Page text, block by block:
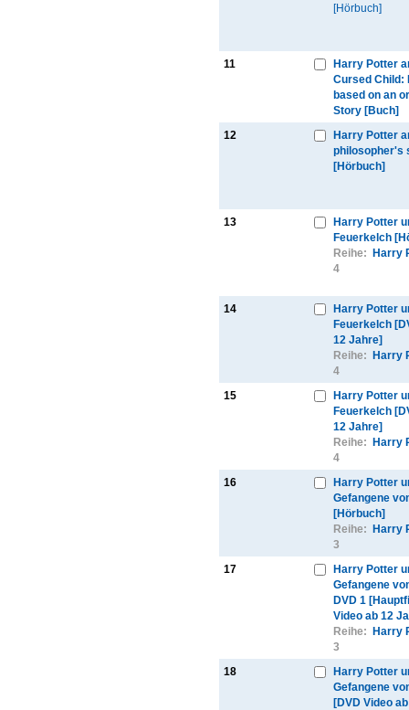
[Hörbuch]
11
Harry Potter
Cursed Child:
based on an
Story [Buch]
12
Harry Potter
philosopher's
[Hörbuch]
13
Harry Potter
Feuerkelch
Reihe:
Harry
4
14
Harry Potter
Feuerkelch
12 Jahre]
Reihe:
Harry
4
15
Harry Potter
Feuerkelch
12 Jahre]
Reihe:
Harry
4
16
Harry Potter
Gefangene
[Hörbuch]
Reihe:
Harry
3
17
Harry Potter
Gefangene
DVD 1
Video ab 12
Reihe:
Harry
3
18
Harry Potter
Gefangene
[DVD Video